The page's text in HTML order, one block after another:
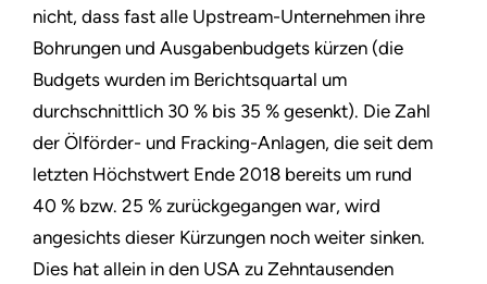
nicht, dass fast alle Upstream-Unternehmen ihre
Bohrungen und Ausgabenbudgets kürzen (die
Budgets wurden im Berichtsquartal um
durchschnittlich 30 % bis 35 % gesenkt). Die Zahl
der Ölförder- und Fracking-Anlagen, die seit dem
letzten Höchstwert Ende 2018 bereits um rund
40 % bzw. 25 % zurückgegangen war, wird
angesichts dieser Kürzungen noch weiter sinken.
Dies hat allein in den USA zu Zehntausenden